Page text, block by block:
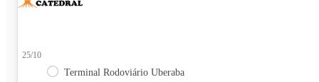
25/10
Terminal Rodoviário Uberaba